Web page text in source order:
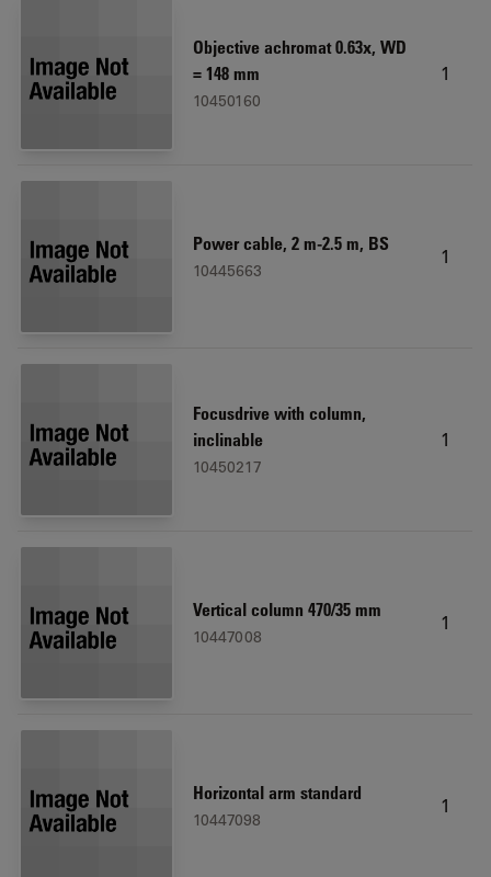
Objective achromat 0.63x, WD
= 148 mm
10450160
1
Power cable, 2 m-2.5 m, BS
10445663
1
Focusdrive with column,
inclinable
10450217
1
Vertical column 470/35 mm
10447008
1
Horizontal arm standard
10447098
1